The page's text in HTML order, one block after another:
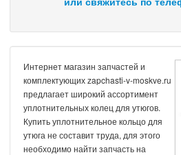
Интернет магазин запчастей и
комплектующих zapchasti-v-moskve.ru
предлагает широкий ассортимент
уплотнительных колец для утюгов.
Купить уплотнительное кольцо для
утюга не составит труда, для этого
необходимо найти запчасть на